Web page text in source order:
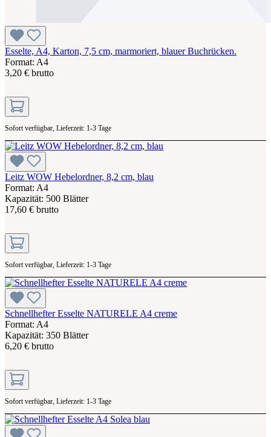
Esselte, A4, Karton, 7,5 cm, marmoriert, blauer Buchrücken.
Format: A4
3,20 € brutto
Sofort verfügbar, Lieferzeit: 1-3 Tage
Leitz WOW Hebelordner, 8,2 cm, blau
Format: A4
Kapazität: 500 Blätter
17,60 € brutto
Sofort verfügbar, Lieferzeit: 1-3 Tage
Schnellhefter Esselte NATURELE A4 creme
Format: A4
Kapazität: 350 Blätter
6,20 € brutto
Sofort verfügbar, Lieferzeit: 1-3 Tage